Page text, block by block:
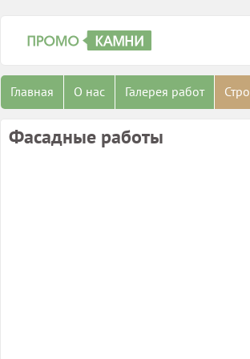
Главная О нас Галерея работ
Фасадные работы